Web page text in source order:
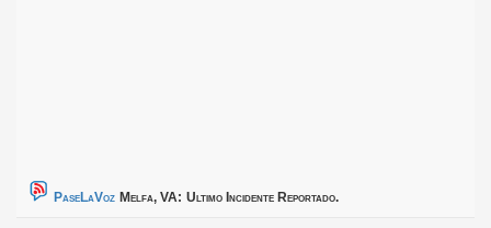
PaseLaVoz Melfa, VA: Ultimo Incidente Reportado.